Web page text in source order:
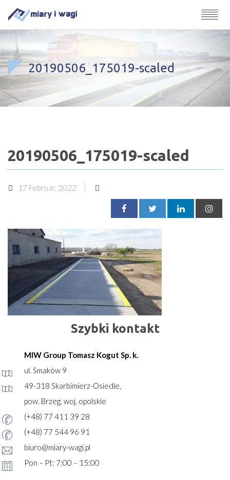
20190506_175019-scaled
20190506_175019-scaled
17 Februar, 2022
Szybki kontakt
MIW Group Tomasz Kogut Sp. k.
ul. Smaków 9
49-318 Skarbimierz-Osiedle,
pow. Brzeg, woj. opolskie
(+48) 77 411 39 28
(+48) 77 544 96 91
biuro@miary-wagi.pl
Pon – Pt: 7:00 – 15:00